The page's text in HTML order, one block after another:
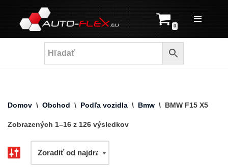
Prejsť
na
0
Domov \ Obchod \ Podľa vozidla \ Bmw \ BMW F15 X5
Zobrazených 1–16 z 126 výsledkov